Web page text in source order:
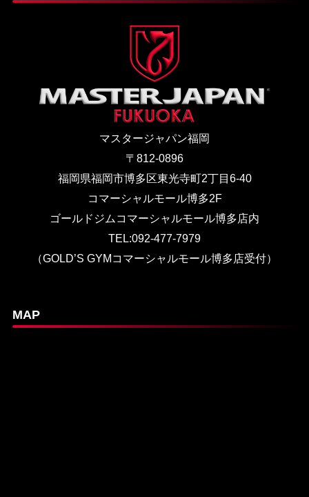
マスタージャパン福岡
〒812-0896
福岡県福岡市博多区東光寺町2丁目6-40
コマーシャルモール博多2F
ゴールドジムコマーシャルモール博多店内
TEL:092-477-7979
（GOLD’S GYMコマーシャルモール博多店受付）
MAP